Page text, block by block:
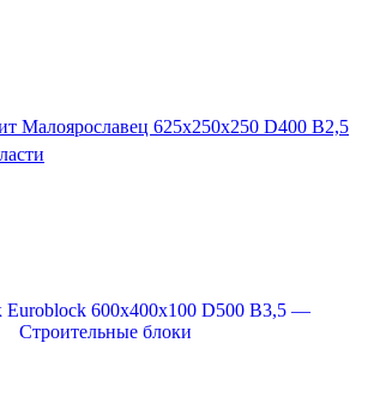
Малоярославец 625х250х250 D400 В2,5